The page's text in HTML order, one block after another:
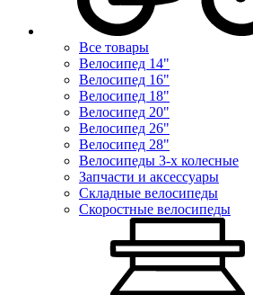
Все товары
Велосипед 14"
Велосипед 16"
Велосипед 18"
Велосипед 20"
Велосипед 26"
Велосипед 28"
Велосипеды 3-х колесные
Запчасти и аксессуары
Складные велосипеды
Скоростные велосипеды